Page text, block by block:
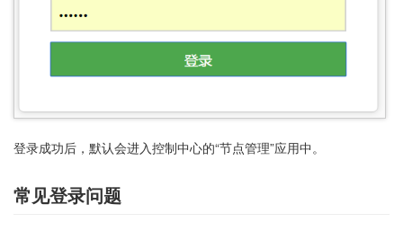
登录成功后，默认会进入控制中心的“节点管理”应用中。
常见登录问题